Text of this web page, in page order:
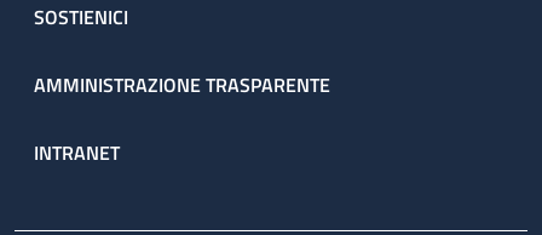
SOSTIENICI
AMMINISTRAZIONE TRASPARENTE
INTRANET